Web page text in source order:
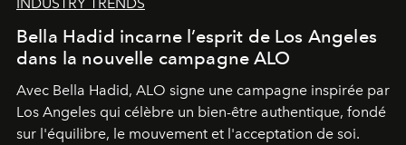
Bella Hadid incarne l’esprit de Los Angeles
dans la nouvelle campagne ALO
Avec Bella Hadid, ALO signe une campagne inspirée par
Los Angeles qui célèbre un bien-être authentique, fondé
sur l'équilibre, le mouvement et l'acceptation de soi.